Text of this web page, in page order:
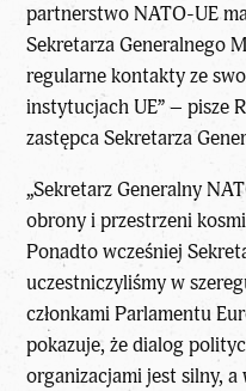
partnerstwo NATO-UE
Sekretarza Generalnego
regularne kontakty ze
instytucjach UE” – pisze
zastępca Sekretarza
„Sekretarz Generalny
obrony i przestrzeni
Ponadto wcześniej
uczestniczyliśmy w
członkami Parlamentu
pokazuje, że dialog
organizacjami jest silny,